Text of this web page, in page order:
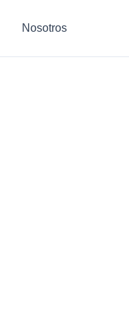
Nosotros